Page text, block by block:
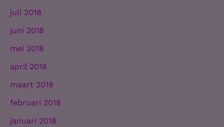
juli 2018
juni 2018
mei 2018
april 2018
maart 2018
februari 2018
januari 2018